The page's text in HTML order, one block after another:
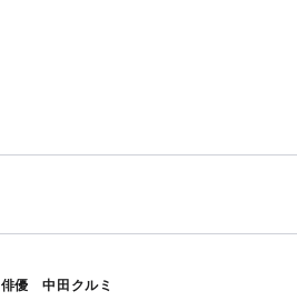
俳優 中田クルミ